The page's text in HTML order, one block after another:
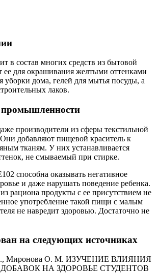
в состав многих средств из бытовой
для окрашивания желтыми оттенками
уборки дома, гелей для мытья посуды, а
лаков.
промышленности
производители из сферы текстильной
добавляют пищевой краситель к
тканям. У них устанавливается
не смываемый при стирке.
способна оказывать негативное
и даже нарушать поведение ребенка.
рациона продукты с ее присутствием не
употребление такой пищи с малым
не навредит здоровью. Достаточно не
на следующих источниках
Миронова О. М. ИЗУЧЕНИЕ ВЛИЯНИЯ
НА ЗДОРОВЬЕ СТУДЕНТОВ